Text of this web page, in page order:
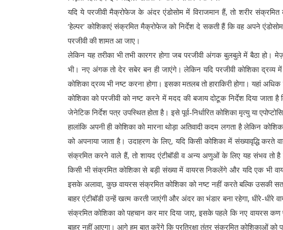
यदि ये परजीवी मैक्रोफेज के अंदर एंडोसोम में विराजमान हैं, तो शरीर
‘हेल्पर’ कोशिकाएं संक्रमित मैक्रोफेज को निर्देश दे सकती हैं कि वह अपने
परजीवी की शामत आ जाए।
लेकिन यह तरीका भी तभी कारगर होगा जब परजीवी अंगक बुलबुले में बैठा हो।
भी। नए अंगक तो देर सबेर बन ही जाएंगे। लेकिन यदि परजीवी कोशिका द्रव्य
कोशिका द्रव्य भी नष्ट करना होगा। इसका मतलब तो हाराकिरी होगा। यहां
कोशिका को परजीवी को नष्ट करने में मदद की बजाय दोटूक निर्देश दिया
जेनेटिक निर्देश पत्र उपस्थित होता है। इसे पूर्व-निर्धारित कोशिका मृत्यु या
हालांकि अपनी ही कोशिका को मारना थोड़ा अतिवादी कदम लगता है लेकिन
को अपनाया जाता है। उदाहरण के लिए, यदि किसी कोशिका में संख्यावृद्धि
संक्रमित करने वाले हैं, तो शायद एंटीबॉडी व अन्य अणुओं के लिए यह संभव
किसी भी संक्रमित कोशिका से बड़ी संख्या में वायरस निकलेंगे और यदि एक भी
इसके अलावा, कुछ वायरस संक्रमित कोशिका को नष्ट नहीं करते बल्कि उसकी
बाहर एंटीबॉडी उन्हें खत्म करती जाएंगी और अंदर का भंडार बना रहेगा, धीरे-धीरे
संक्रमित कोशिका को पहचान कर मार दिया जाए, इसके पहले कि नए वायरस
बाहर नहीं आएगा। आगे हम बात करेंगे कि प्रतिरक्षा तंत्र संक्रमित कोशिकाओं